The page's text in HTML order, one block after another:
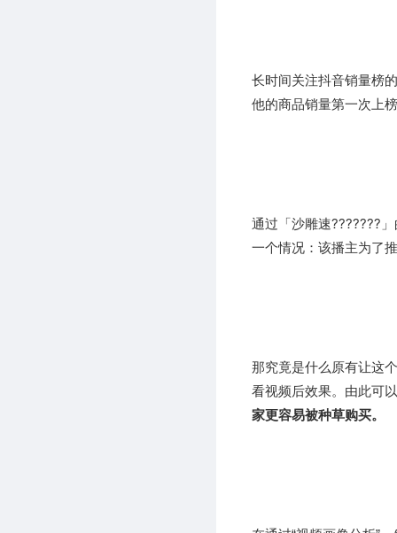
长时间关注抖音销量榜
他的商品销量第一次上
通过 「沙雕速??????? 」
一个情况：该播主为了
那究竟是什么原有让这
看视频后效果。由此可
家更容易被种草购买。